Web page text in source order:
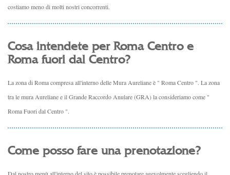
costiamo meno di molti nostri concorrenti.
Cosa intendete per Roma Centro e
Roma fuori dal Centro?
La zona di Roma compresa all'interno delle Mura Aureliane è " Roma Centro ". La zona
tra le mura Aureliane e il Grande Raccordo Anulare (GRA) la consideriamo come "
Roma Fuori dal Centro ".
Come posso fare una prenotazione?
Dal nostro menù all'interno del sito è possibile prenotare agevolmente scegliendo il